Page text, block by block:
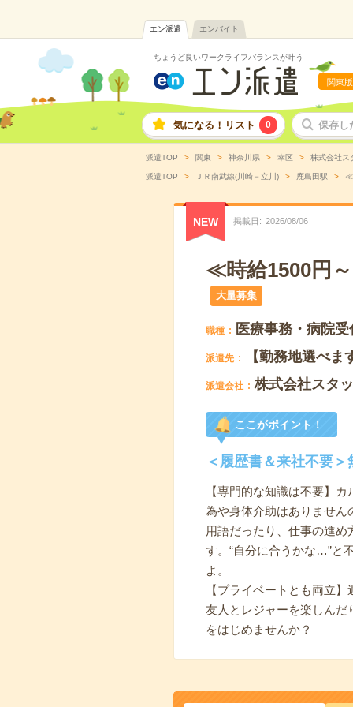
エン派遣 エンバイト
ちょうど良いワークライフバランスが叶う
関東版
気になる！リスト 0 保存し
派遣TOP 関東 神奈川県 幸区 株式会社
派遣TOP ＪＲ南武線(川崎－立川) 鹿島田駅 ≪
NEW 掲載日 2026/08/06
≪時給1500円
大量募集
職種 医療事務・病院受
派遣先 【勤務地選べ
派遣会社 株式会社スタ
ここがポイント！
＜履歴書＆来社不要
【専門的な知識は不要】
為や身体介助はありません
用語だったり、仕事の進
す。“自分に合うかな…”と
よ。
【プライベートとも両立
友人とレジャーを楽しん
をはじめませんか？